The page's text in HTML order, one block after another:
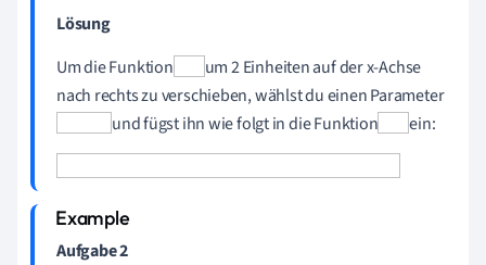
Lösung
Um die Funktion
um 2 Einheiten auf der x-Achse
nach rechts zu verschieben, wählst du einen Parameter
und fügst ihn wie folgt in die Funktion
ein:
Aufgabe 2